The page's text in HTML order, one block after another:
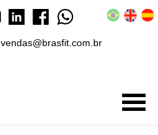
vendas@brasfit.com.br